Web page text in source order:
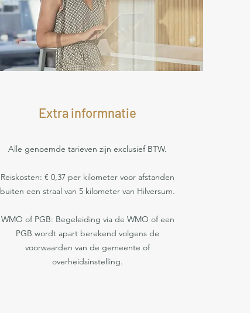
Extra informnatie
Alle genoemde tarieven zijn exclusief BTW.
Reiskosten: € 0,37 per kilometer voor afstanden
buiten een straal van 5 kilometer van Hilversum.
WMO of PGB: Begeleiding via de WMO of een
PGB wordt apart berekend volgens de
voorwaarden van de gemeente of
overheidsinstelling.